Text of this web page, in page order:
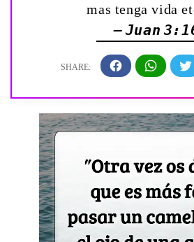
mas tenga vida
— Juan